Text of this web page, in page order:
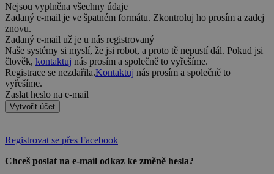
Nejsou vyplněna všechny údaje
Zadaný e-mail je ve špatném formátu. Zkontroluj ho prosím a zadej
znovu.
Zadaný e-mail už je u nás registrovaný
Naše systémy si myslí, že jsi robot, a proto tě nepustí dál. Pokud jsi
člověk, kontaktuj nás prosím a společně to vyřešíme.
Registrace se nezdařila.Kontaktuj nás prosím a společně to
vyřešíme.
Zaslat heslo na e-mail
Vytvořit účet
Registrovat se přes Facebook
Chceš poslat na e-mail odkaz ke změně hesla?